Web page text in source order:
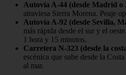
Autovía A-44 (desde Madrid o
atraviesa Sierra Morena. Peaje
Autovía A-92 (desde Sevilla,
más rápida desde el sur y el
1 hora y 15 minutos.
Carretera N-323 (desde la
escénica que sube desde la
al mar.